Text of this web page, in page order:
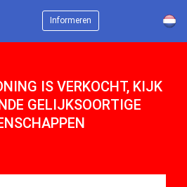
Informeren ×
IS VERKOCHT, KIJK
GELIJKSOORTIGE